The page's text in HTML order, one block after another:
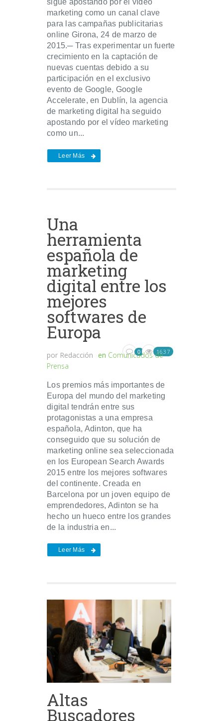
sigue apostando por el vídeo
marketing como un canal clave
para las campañas publicitarias
online Girona, 24 de marzo de
2015.─ Tras experimentar un fuerte
crecimiento en la captación de
nuevas cuentas debido a su
participación en el exclusivo
evento de Google, Google
Accelerate, en Dublín, la agencia
de marketing digital ha seguido
apostando por el vídeo marketing
como un...
Leer Más
Una
herramienta
española de
marketing
digital entre los
mejores
softwares de
Europa
por Redacción en Comunicados de
Prensa
0 1637
Los premios más importantes de
Europa del mundo del marketing
digital tendrán entre sus
protagonistas a una empresa
española, Adinton, que ha
conseguido que su solución de
marketing online sea seleccionada
en los European Search Awards
2015 entre los mejores softwares
del continente. Creada en
Barcelona por un joven equipo de
emprendedores, Adinton se ha
hecho un hueco entre los grandes
de la industria en...
Leer Más
Altas
Buscadores